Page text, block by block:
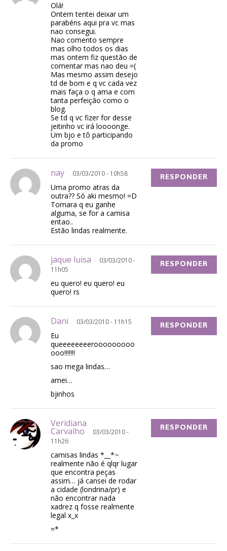
Olá!
Ontem tentei deixar um
parabéns aqui pra vc mas
nao consegui.
Nao comento sempre
mas olho todos os dias
mas ontem fiz questão de
comentar mas nao deu =(
Mas mesmo assim desejo
td de bom e q vc cada vez
mais faça o q ama e com
tanta perfeição como o
blog.
Se td q vc fizer for desse
jeitinho vc irá loooonge.
Um bjo e tô participando
da promo
nay 03/03/2010 - 10h58
Uma promo atras da
outra?? Só aki mesmo! =D
Tomara q eu ganhe
alguma, se for a camisa
entao..
Estão lindas realmente.
RESPONDER
jaque luisa
03/03/2010 -
11h05
eu quero! eu quero! eu
quero! rs
RESPONDER
Dani 03/03/2010 - 11h15
Eu
queeeeeeeerooooooooo
ooo!!!!!!!
sao mega lindas…
amei…
bjinhos
RESPONDER
Veridiana
Carvalho
03/03/2010 -
11h26
camisas lindas *__*~
realmente não é qlqr lugar
que encontra peças
assim… já cansei de rodar
a cidade (londrina/pr) e
não encontrar nada
xadrez q fosse realmente
legal x_x
=*
RESPONDER